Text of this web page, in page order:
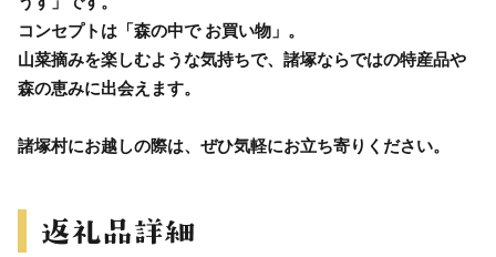
コンセプトは「森の中で お買い物」。
山菜摘みを楽しむような気持ちで、諸塚ならではの特産品や
森の恵みに出会えます。
諸塚村にお越しの際は、ぜひ気軽にお立ち寄りください。